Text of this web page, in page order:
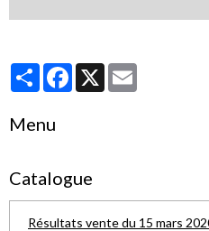
PartagerFacebook
X
Menu
Catalogue
Résultats vente du 15 mars